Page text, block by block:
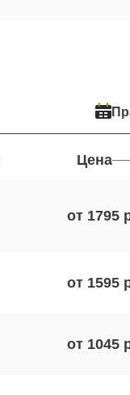
Цена
от 1795
от 1595
от 1045